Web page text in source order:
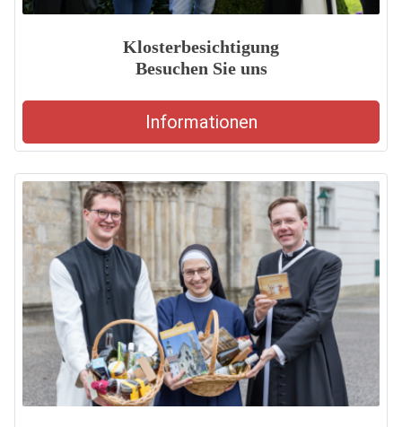
Klosterbesichtigung
Besuchen Sie uns
Informationen